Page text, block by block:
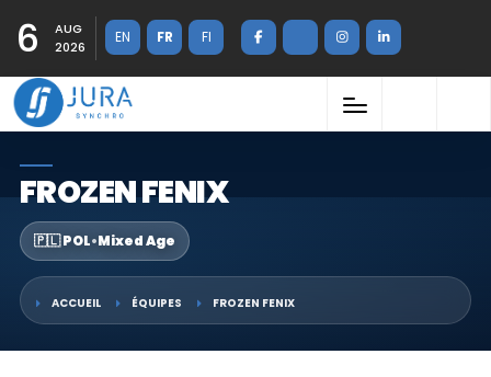
6
AUG
2026
EN FR FI
FROZEN FENIX
🇵🇱 POL•Mixed Age
ACCUEIL ÉQUIPES FROZEN FENIX